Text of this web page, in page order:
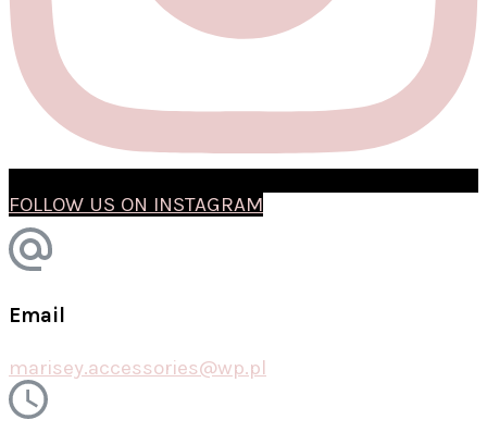
FOLLOW US ON INSTAGRAM
Email
marisey.accessories@wp.pl